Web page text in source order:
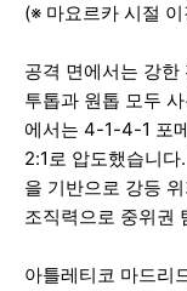
(※ 마요르카 시절
공격 면에서는 강
투톱과 원톱 모두
에서는 4-1-4-1 포
2:1로 압도했습니
을 기반으로 강등
조직력으로 중위권
아틀레티코 마드리